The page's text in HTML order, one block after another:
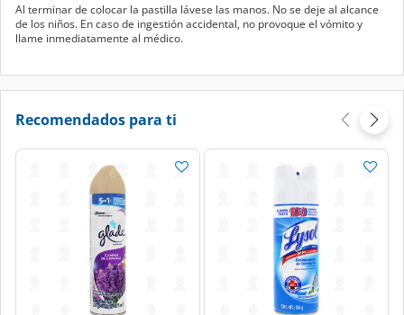
Al terminar de colocar la pastilla lávese las manos. No se deje al alcance
de los niños. En caso de ingestión accidental, no provoque el vómito y
llame inmediatamente al médico.
Recomendados para ti